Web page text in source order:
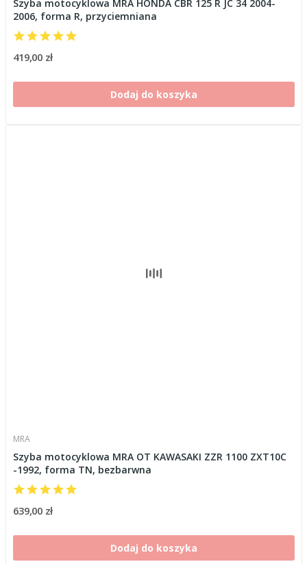
Szyba motocyklowa MRA HONDA CBR 125 R JC 34 2004-
2006, forma R, przyciemniana
419,00 zł
Dodaj do koszyka
MRA
Szyba motocyklowa MRA OT KAWASAKI ZZR 1100 ZXT10C
-1992, forma TN, bezbarwna
639,00 zł
Dodaj do koszyka